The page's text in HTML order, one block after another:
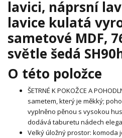
lavici, náprsní
lavice kulatá
sametové MDF,
světle šedá
O této položce
ŠETRNÉ K POKOŽCE A
sametem, který je měkký;
vyplněno pěnou s vysokou
dodává taburetu nádech
Velký úložný prostor: komoda